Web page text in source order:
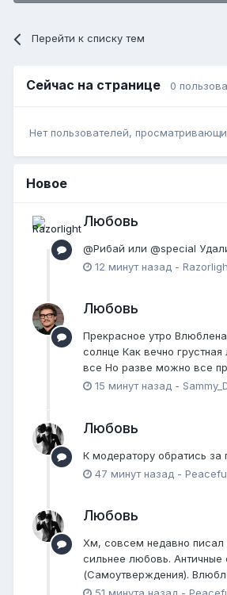
Перейти к списку тем
Сейчас на странице 0
Нет пользователей,
Новое
Любовь
@Рибай или @special
12 минут назад -
Любовь
Прекрасное утро
солнце Как вечно
все Но разве можно все
15 минут назад -
Любовь
К модератору обратись
47 минут назад -
Любовь
Хм, совсем недавно писал
сильнее любовь.
(Самоутверждения).
51 минута назад -